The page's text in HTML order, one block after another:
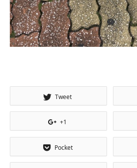
Tweet
+1
Pocket